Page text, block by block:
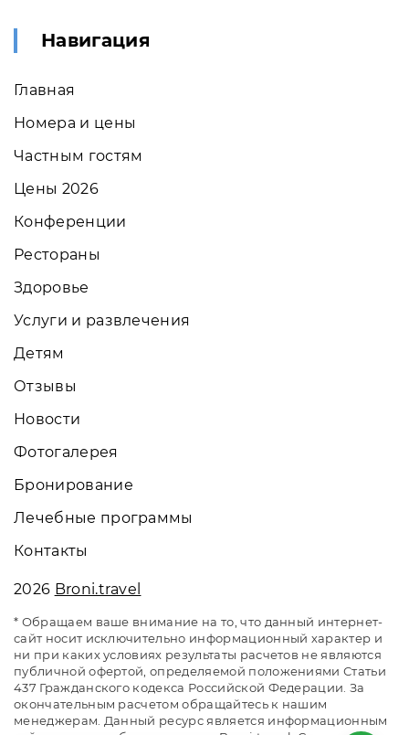
Навигация
Главная
Номера и цены
Частным гостям
Цены 2026
Конференции
Рестораны
Здоровье
Услуги и развлечения
Детям
Отзывы
Новости
Фотогалерея
Бронирование
Лечебные программы
Контакты
2026 Broni.travel
* Обращаем ваше внимание на то, что данный интернет-
сайт носит исключительно информационный характер и
ни при каких условиях результаты расчетов не являются
публичной офертой, определяемой положениями Статьи
437 Гражданского кодекса Российской Федерации. За
окончательным расчетом обращайтесь к нашим
менеджерам. Данный ресурс является информационным